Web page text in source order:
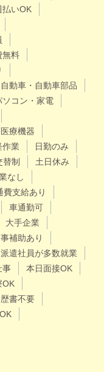
払いOK
無料
自動車・自動車部品
ソコン・家電
医療機器
作業
日勤のみ
替制
土日休み
なし
費支給あり
車通勤可
大手企業
補助あり
派遣社員が多数就業
事
本日面接OK
OK
歴書不要